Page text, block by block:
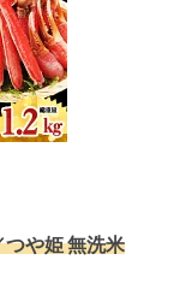
や姫 無洗米